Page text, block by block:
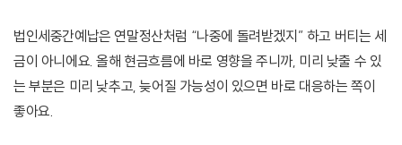
법인세중간예납은 연말정산처럼 “나중에 돌려받겠지” 하고 버티는 세
금이 아니에요. 올해 현금흐름에 바로 영향을 주니까, 미리 낮출 수 있
는 부분은 미리 낮추고, 늦어질 가능성이 있으면 바로 대응하는 쪽이
좋아요.